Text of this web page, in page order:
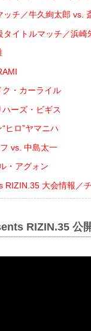
チ／牛久絢太郎 vs.
イトルマッチ／浜崎
・カーライル
ーズ・ビギス
ヒロ”ヤマニハ
vs. 中島太一
・アグォン
RIZIN.35 大会情報／
RIZIN.35 公